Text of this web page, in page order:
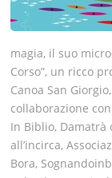
magia, il suo
Corso”, un ricco
Canoa San
collaborazione
In Biblio, Damatrà
all’incirca,
Bora,